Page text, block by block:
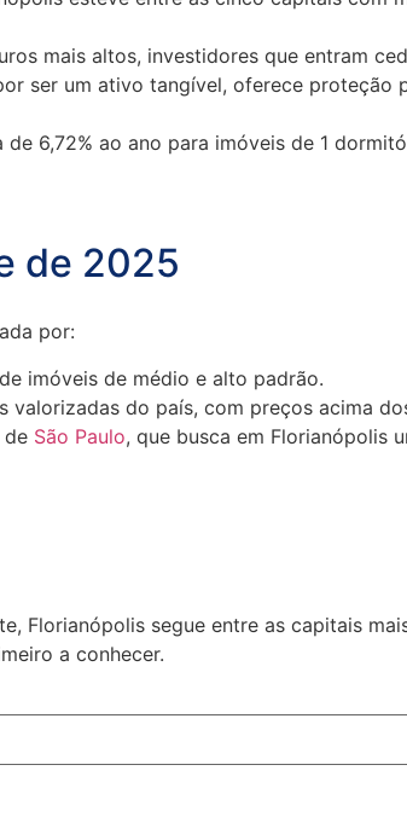
mais altos, investidores que entram
ser um ativo tangível, oferece
6,72% ao ano para imóveis de 1
de 2025
por:
imóveis de médio e alto padrão.
do país, com preços acima
de São Paulo, que busca em Florianópolis
Florianópolis segue entre as capitais
a conhecer.